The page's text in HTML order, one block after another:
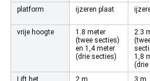
platform
ijzeren plaat
vrije hoogte
1.8 meter
(twee secties)
en 1,4 meter
(drie secties)
2.3
1,8
(drie